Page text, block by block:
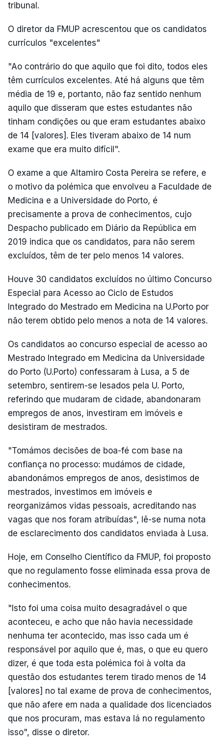
tribunal.
O diretor da FMUP acrescentou que os candidatos
currículos "excelentes"
"Ao contrário do que aquilo que foi dito, todos eles
têm currículos excelentes. Até há alguns que têm
média de 19 e, portanto, não faz sentido nenhum
aquilo que disseram que estes estudantes não
tinham condições ou que eram estudantes abaixo
de 14 [valores]. Eles tiveram abaixo de 14 num
exame que era muito difícil".
O exame a que Altamiro Costa Pereira se refere, e
o motivo da polémica que envolveu a Faculdade de
Medicina e a Universidade do Porto, é
precisamente a prova de conhecimentos, cujo
Despacho publicado em Diário da República em
2019 indica que os candidatos, para não serem
excluídos, têm de ter pelo menos 14 valores.
Houve 30 candidatos excluídos no último Concurso
Especial para Acesso ao Ciclo de Estudos
Integrado do Mestrado em Medicina na U.Porto por
não terem obtido pelo menos a nota de 14 valores.
Os candidatos ao concurso especial de acesso ao
Mestrado Integrado em Medicina da Universidade
do Porto (U.Porto) confessaram à Lusa, a 5 de
setembro, sentirem-se lesados pela U. Porto,
referindo que mudaram de cidade, abandonaram
empregos de anos, investiram em imóveis e
desistiram de mestrados.
"Tomámos decisões de boa-fé com base na
confiança no processo: mudámos de cidade,
abandonámos empregos de anos, desistimos de
mestrados, investimos em imóveis e
reorganizámos vidas pessoais, acreditando nas
vagas que nos foram atribuídas", lê-se numa nota
de esclarecimento dos candidatos enviada à Lusa.
Hoje, em Conselho Científico da FMUP, foi proposto
que no regulamento fosse eliminada essa prova de
conhecimentos.
"Isto foi uma coisa muito desagradável o que
aconteceu, e acho que não havia necessidade
nenhuma ter acontecido, mas isso cada um é
responsável por aquilo que é, mas, o que eu quero
dizer, é que toda esta polémica foi à volta da
questão dos estudantes terem tirado menos de 14
[valores] no tal exame de prova de conhecimentos,
que não afere em nada a qualidade dos licenciados
que nos procuram, mas estava lá no regulamento
isso", disse o diretor.